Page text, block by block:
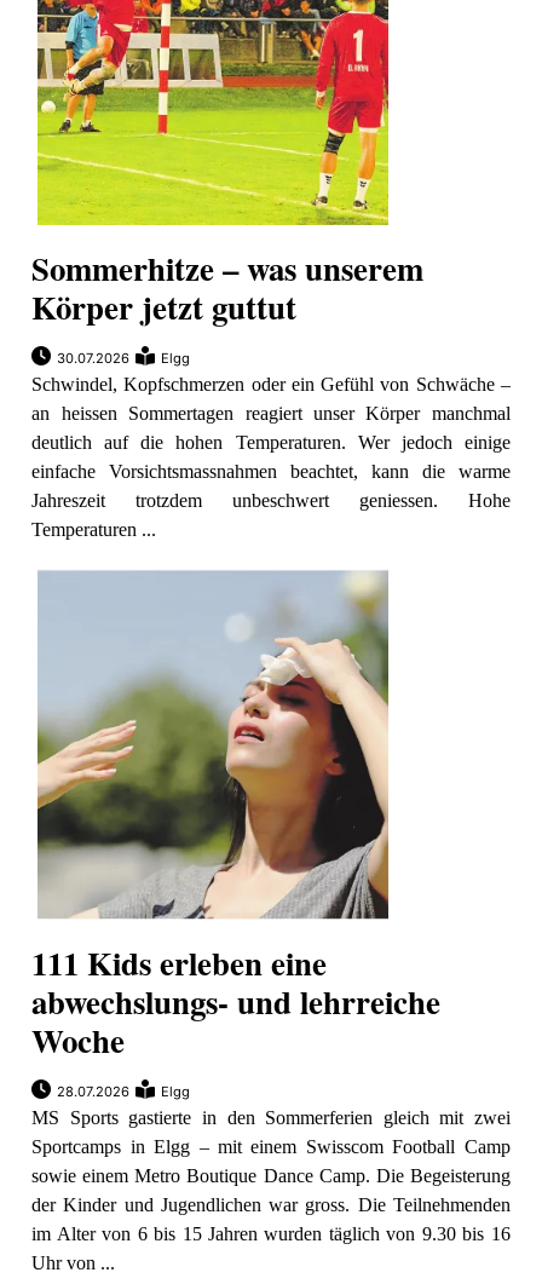
Sommerhitze – was unserem
Körper jetzt guttut
30.07.2026 Elgg
Schwindel, Kopfschmerzen oder ein Gefühl von Schwäche –
an heissen Sommertagen reagiert unser Körper manchmal
deutlich auf die hohen Temperaturen. Wer jedoch einige
einfache Vorsichtsmassnahmen beachtet, kann die warme
Jahreszeit trotzdem unbeschwert geniessen. Hohe
Temperaturen ...
111 Kids erleben eine
abwechslungs- und lehrreiche
Woche
28.07.2026 Elgg
MS Sports gastierte in den Sommerferien gleich mit zwei
Sportcamps in Elgg – mit einem Swisscom Football Camp
sowie einem Metro Boutique Dance Camp. Die Begeisterung
der Kinder und Jugendlichen war gross. Die Teilnehmenden
im Alter von 6 bis 15 Jahren wurden täglich von 9.30 bis 16
Uhr von ...